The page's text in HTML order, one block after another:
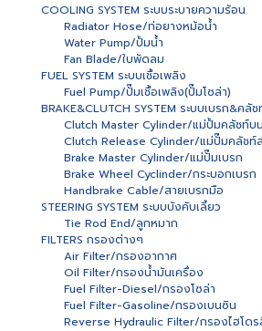
COOLING SYSTEM ระบบระบายความร้อน
Radiator Hose/ท่อยางหม้อน้ำ
Water Pump/ปั้มน้ำ
Fan Blade/ใบพัดลม
FUEL SYSTEM ระบบเชื้อเพลิง
Fuel Pump/ปั๊มเชื้อเพลิง(ปั๊มโซล่า)
BRAKE&CLUTCH SYSTEM ระบบเบรก&คลัช
Clutch Master Cylinder/แม่ปั้มคลัชท์บน
Clutch Release Cylinder/แม่ปั๊มคลัชท์
Brake Master Cylinder/แม่ปั๊มเบรก
Brake Wheel Cyclinder/กระบอกเบรก
Handbrake Cable/สายเบรกมือ
STEERING SYSTEM ระบบบังคับเลี้ยว
Tie Rod End/ลูกหมาก
FILTERS กรองต่างๆ
Air Filter/กรองอากาศ
Oil Filter/กรองน้ำมันเครื่อง
Fuel Filter-Diesel/กรองโซล่า
Fuel Filter-Gasoline/กรองเบนซิน
Reverse Hydraulic Filter/กรองไฮโด